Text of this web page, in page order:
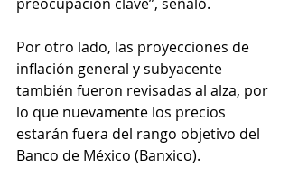
Por otro lado, las proyecciones de
inflación general y subyacente
también fueron revisadas al alza, por
lo que nuevamente los precios
estarán fuera del rango objetivo del
Banco de México (Banxico).